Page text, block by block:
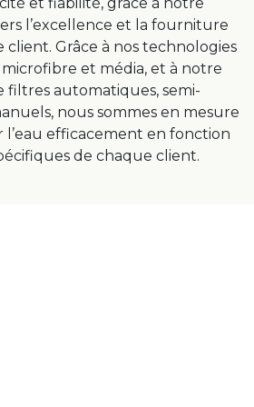
l’excellence et la fourniture
Grâce à nos technologies
microfibre et média, et à notre
filtres automatiques, semi-
nous sommes en mesure
efficacement en fonction
de chaque client.